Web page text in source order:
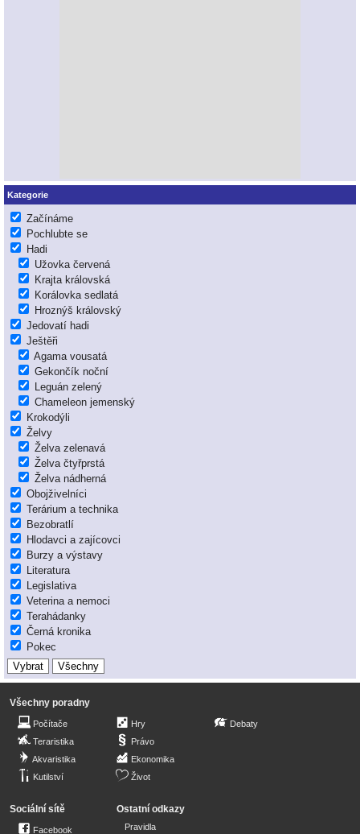
Kategorie
Začínáme
Pochlubte se
Hadi
Užovka červená
Krajta královská
Korálovka sedlatá
Hroznýš královský
Jedovatí hadi
Ještěři
Agama vousatá
Gekončík noční
Leguán zelený
Chameleon jemenský
Krokodýli
Želvy
Želva zelenavá
Želva čtyřprstá
Želva nádherná
Obojživelníci
Terárium a technika
Bezobratlí
Hlodavci a zajícovci
Burzy a výstavy
Literatura
Legislativa
Veterina a nemoci
Terahádanky
Černá kronika
Pokec
Všechny poradny
Počítače
Teraristika
Akvaristika
Kutilství
Hry
Právo
Ekonomika
Život
Debaty
Sociální sítě
Facebook
Ostatní odkazy
Pravidla